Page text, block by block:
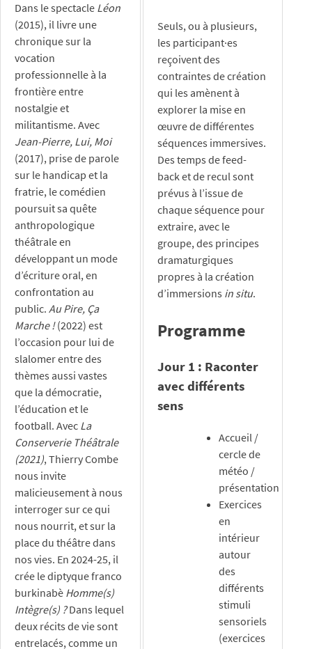
Dans le spectacle Léon
(2015), il livre une
chronique sur la
vocation
professionnelle à la
frontière entre
nostalgie et
militantisme. Avec
Jean-Pierre, Lui, Moi
(2017), prise de parole
sur le handicap et la
fratrie, le comédien
poursuit sa quête
anthropologique
théâtrale en
développant un mode
d’écriture oral, en
confrontation au
public. Au Pire, Ça
Marche !(2022) est
l’occasion pour lui de
slalomer entre des
thèmes aussi vastes
que la démocratie,
l’éducation et le
football. Avec La
Conserverie Théâtrale
(2021), Thierry Combe
nous invite
malicieusement à nous
interroger sur ce qui
nous nourrit, et sur la
place du théâtre dans
nos vies. En 2024-25, il
crée le diptyque franco
burkinabè Homme(s)
Intègre(s) ?Dans lequel
deux récits de vie sont
entrelacés, comme un
Seuls, ou à plusieurs,
les participant·es
reçoivent des
contraintes de création
qui les amènent à
explorer la mise en
œuvre de différentes
séquences immersives.
Des temps de feed-
back et de recul sont
prévus à l’issue de
chaque séquence pour
extraire, avec le
groupe, des principes
dramaturgiques
propres à la création
d’immersions in situ.
Programme
Jour 1 : Raconter
avec différents
sens
Accueil /
cercle de
météo /
présentation
Exercices
en
intérieur
autour
des
différents
stimuli
sensoriels
(exercices